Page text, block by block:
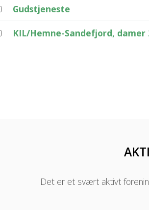
Gudstjeneste
KIL/Hemne-Sandefjord, damer
Det er et svært aktivt